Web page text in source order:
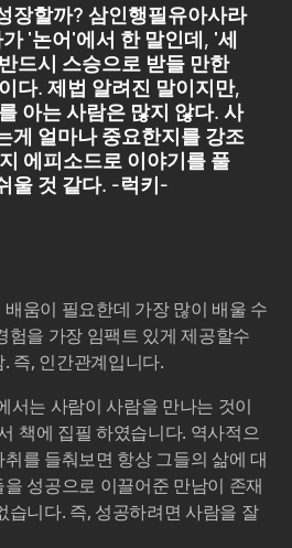
장할까? 삼인행필유아사라
'논어'에서 한 말인데, '세
드시 스승으로 받들 만한
다. 제법 알려진 말이지만,
아는 사람은 많지 않다. 사
게 얼마나 중요한지를 강조
에피소드로 이야기를 풀
울 것 같다. -럭키-
움이 필요한데 가장 많이 배울 수
험을 가장 임팩트 있게 제공할수
즉, 인간관계입니다.
서는 사람이 사람을 만나는 것이
책에 집필 하였습니다. 역사적으
를 들춰보면 항상 그들의 삶에 대
성공으로 이끌어준 만남이 존재
습니다. 즉, 성공하려면 사람을 잘